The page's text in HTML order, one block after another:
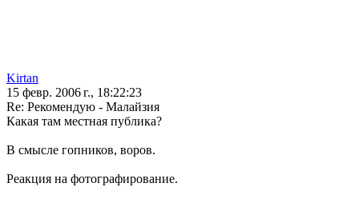
Kirtan
15 февр. 2006 г., 18:22:23
Re: Рекомендую - Малайзия
Какая там местная публика?
В смысле гопников, воров.
Реакция на фотографирование.